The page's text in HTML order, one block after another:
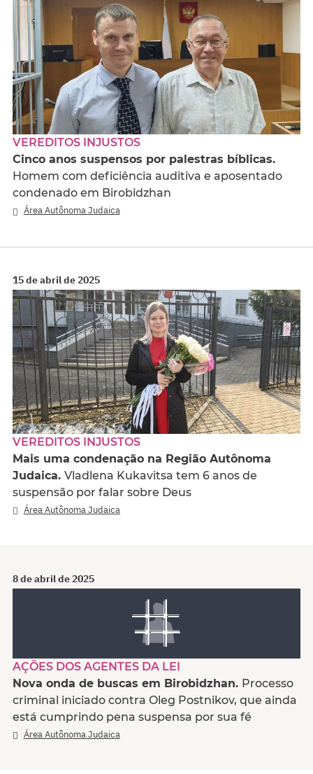
VEREDITOS INJUSTOS
Cinco anos suspensos por palestras bíblicas.
Homem com deficiência auditiva e aposentado
condenado em Birobidzhan
Área Autônoma Judaica
15 de abril de 2025
VEREDITOS INJUSTOS
Mais uma condenação na Região Autônoma
Judaica. Vladlena Kukavitsa tem 6 anos de
suspensão por falar sobre Deus
Área Autônoma Judaica
8 de abril de 2025
AÇÕES DOS AGENTES DA LEI
Nova onda de buscas em Birobidzhan. Processo
criminal iniciado contra Oleg Postnikov, que ainda
está cumprindo pena suspensa por sua fé
Área Autônoma Judaica